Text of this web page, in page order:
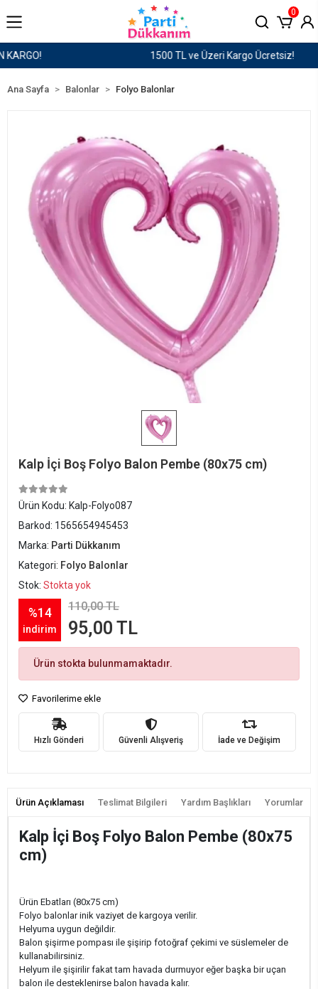
1500 TL ve Üzeri Kargo Ücretsiz!
0
Ana Sayfa Balonlar Folyo Balonlar
Kalp İçi Boş Folyo Balon Pembe (80x75 cm)
Ürün Kodu: Kalp-Folyo087
Barkod: 1565654945453
Marka: Parti Dükkanım
Kategori: Folyo Balonlar
Stok: Stokta yok
%14
indirim
110,00 TL
95,00 TL
Ürün stokta bulunmamaktadır.
Favorilerime ekle
Hızlı Gönderi Güvenli Alışveriş İade ve Değişim
Ürün Açıklaması Teslimat Bilgileri Yardım Başlıkları Yorumlar
Kalp İçi Boş Folyo Balon Pembe (80x75
cm)
Ürün Ebatları (80x75 cm)
Folyo balonlar inik vaziyet de kargoya verilir.
Helyuma uygun değildir.
Balon şişirme pompası ile şişirip fotoğraf çekimi ve süslemeler de
kullanabilirsiniz.
Helyum ile şişirilir fakat tam havada durmuyor eğer başka bir uçan
balon ile desteklenirse balon havada kalır.